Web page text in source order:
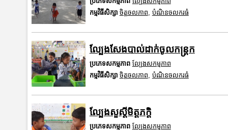
កម្មវិធីសិក្សា ចិត្តចលភាព បំណិនចលករធំ
ល្បែងសែងបាល់ដាក់ចូលកន្ត្រក
ប្រភេទសកម្មភាព ល្បែងសកម្មភាព
កម្មវិធីសិក្សា ចិត្តចលភាព បំណិនចលករធំ
ល្បែងសួស្តីមិត្តភក្តិ
ប្រភេទសកម្មភាព ល្បែងសកម្មភាព